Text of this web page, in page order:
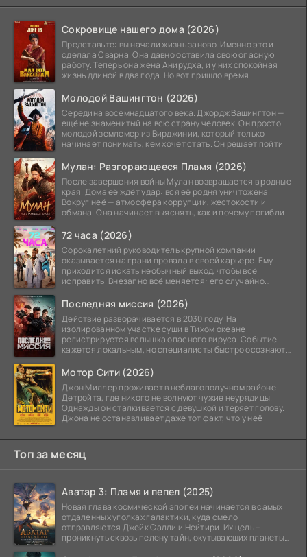
Сокровище нашего дома (2026)
Представьте: вы начали жизнь заново. Именно это и
сделала Сварна. Она давно оставила свою опасную
работу. Теперь она жена Анирудха, и у них спокойная
жизнь длиной в два года. Но вот пришло время
Молодой Вашингтон (2026)
Середина восемнадцатого века. Джордж Вашингтон —
ещё не знаменитый на всю страну человек. Он просто
молодой землемер из Вирджинии, который только
начинает понимать, кем хочет стать. Он решает пойти
Мулан: Разгорающееся Пламя (2026)
После завершения войны Мулан возвращается в родные
края. Дома её ждёт удар: вся её родня уничтожена.
Вокруг неё — атмосфера коррупции, жестокости и
обмана. Она начинает выяснять, как и почему погибли
72 часа (2026)
Сорокалетний руководитель крупной компании
оказывается на грани провала в своей карьере. Ему
приходится искать необычный выход, чтобы всё
исправить. Внезапно всё меняется: его случайно
Последняя миссия (2026)
Действие разворачивается в 2030 году. На
изолированном участке суши в Тихом океане
регистрируется вспышка опасного вируса. Событие
кажется локальным, но специалисты быстро осознают:
Мотор Сити (2026)
Джон Миллер проживает в неблагополучном районе
Детройта, где никого не волнуют чужие неурядицы.
Однажды он сталкивается с девушкой и теряет голову.
Джона не останавливает даже тот факт, что у неё
Топ за месяц
Аватар 3: Пламя и пепел (2025)
Новая глава космической эпопеи начинается в самых
отдаленных уголках галактики, куда смело
отправляются Джейк Салли и Нейтири. Их цель –
проникнуть сквозь пелену тайн, окутывающих планеты